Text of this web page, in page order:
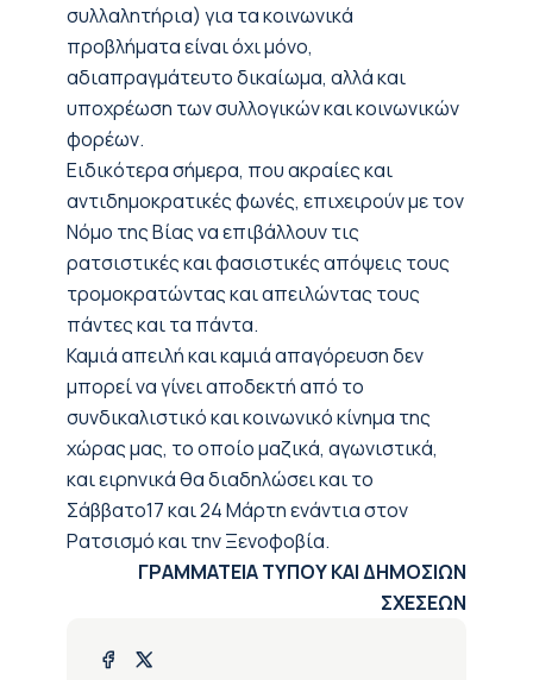
συλλαλητήρια) για τα κοινωνικά
προβλήματα είναι όχι μόνο,
αδιαπραγμάτευτο δικαίωμα, αλλά και
υποχρέωση των συλλογικών και κοινωνικών
φορέων.
Ειδικότερα σήμερα, που ακραίες και
αντιδημοκρατικές φωνές, επιχειρούν με τον
Νόμο της Βίας να επιβάλλουν τις
ρατσιστικές και φασιστικές απόψεις τους
τρομοκρατώντας και απειλώντας τους
πάντες και τα πάντα.
Καμιά απειλή και καμιά απαγόρευση δεν
μπορεί να γίνει αποδεκτή από το
συνδικαλιστικό και κοινωνικό κίνημα της
χώρας μας, το οποίο μαζικά, αγωνιστικά,
και ειρηνικά θα διαδηλώσει και το
Σάββατο17 και 24 Μάρτη ενάντια στον
Ρατσισμό και την Ξενοφοβία.
ΓΡΑΜΜΑΤΕΙΑ ΤΥΠΟΥ ΚΑΙ ΔΗΜΟΣΙΩΝ
ΣΧΕΣΕΩΝ